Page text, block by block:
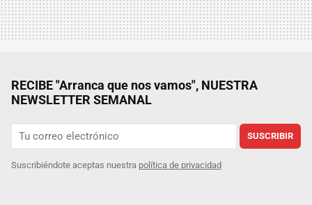
RECIBE "Arranca que nos vamos", NUESTRA
NEWSLETTER SEMANAL
SUSCRIBIR
Suscribiéndote aceptas nuestra política de privacidad